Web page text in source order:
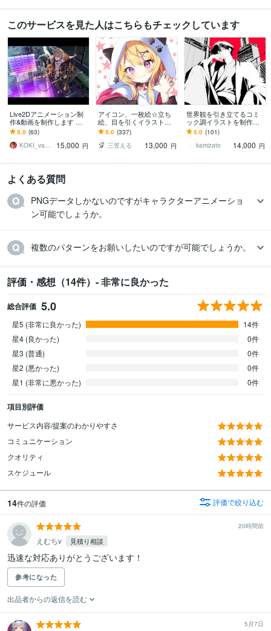
このサービスを見た人はこちらもチェックしています
Live2Dアニメーション制
作&動画を制作します 大
手ギャルゲー導入実績あ
り！1枚絵の状態でOKで
す♪
5.0 (63)
KOKI_vananastudio
15,000 円
アイコン、一枚絵☆立ち
絵、目を引くイラスト描
きます イリアム、サム
ネ、live2D、YouTube、歌
ってみたも
5.0 (337)
三笠える
13,000 円
世界観を引き立てるコミ
ック調イラストを制作し
ます 世界観で惹きつけ
る、商用対応の一枚絵を
ご提供致します。
5.0 (101)
kamizato
14,000 円
よくある質問
PNGデータしかないのですがキャラクターアニメーショ
ン可能でしょうか。
複数のパターンをお願いしたいのですが可能でしょうか。
評価・感想（14件）- 非常に良かった
総合評価 5.0
星5 (非常に良かった)
14件
星4 (良かった)
0件
星3 (普通)
0件
星2 (悪かった)
0件
星1 (非常に悪かった)
0件
項目別評価
サービス内容/提案のわかりやすさ
コミュニケーション
クオリティ
スケジュール
14件の評価 評価で絞り込む
20時間前
えむちv 見積り相談
迅速な対応ありがとうございます！
参考になった
出品者からの返信を読む
5月7日